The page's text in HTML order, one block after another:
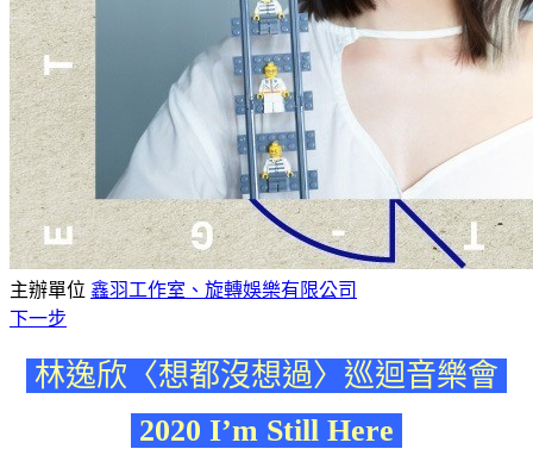
主辦單位 鑫羽工作室、旋轉娛樂有限公司
下一步
林逸欣〈想都沒想過〉巡迴音樂會
2020 I’m Still Here